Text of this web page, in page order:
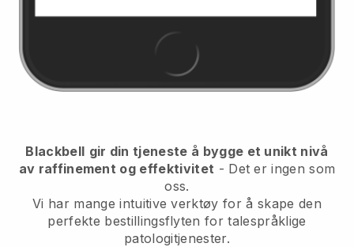
Blackbell gir din tjeneste å bygge et unikt nivå
av raffinement og effektivitet - Det er ingen som
oss.
Vi har mange intuitive verktøy for å skape den
perfekte bestillingsflyten for talespråklige
patologitjenester.